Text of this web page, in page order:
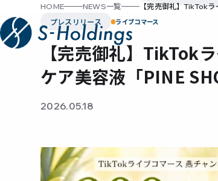
HOME NEWS一覧 【完売御礼】TikTok
プレスリリース ライブコマース
【完売御礼】TikTok
ケア美容液「PINE
2026.05.18